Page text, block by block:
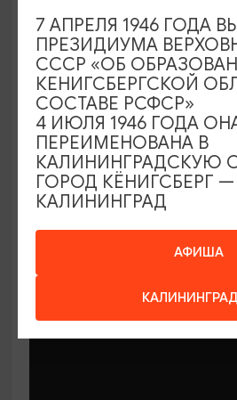
МАСТЕР-КЛАССЫ
Мастер-классы по
Бодяковой
Калининград, ул. Баранова, 45
АФИША
7 АПРЕЛЯ 1946 ГОДА
ПРЕЗИДИУМА
СССР «ОБ
КЕНИГСБЕРГСКОЙ
СОСТАВЕ РСФСР»
4 ИЮЛЯ 1946 ГОДА
ПЕРЕИМЕНОВАНА В
КАЛИНИНГРАДСКУЮ
ГОРОД КЁНИГСБЕРГ —
КАЛИНИНГРАД